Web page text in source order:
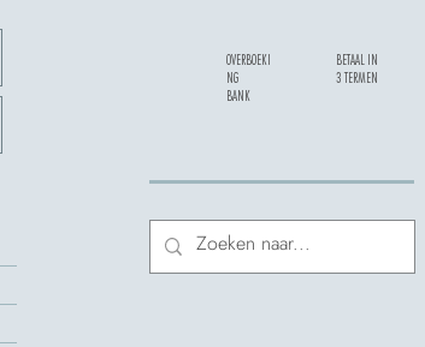
OVERBOEKI
NG
BANK
BETAAL IN
3 TERMEN